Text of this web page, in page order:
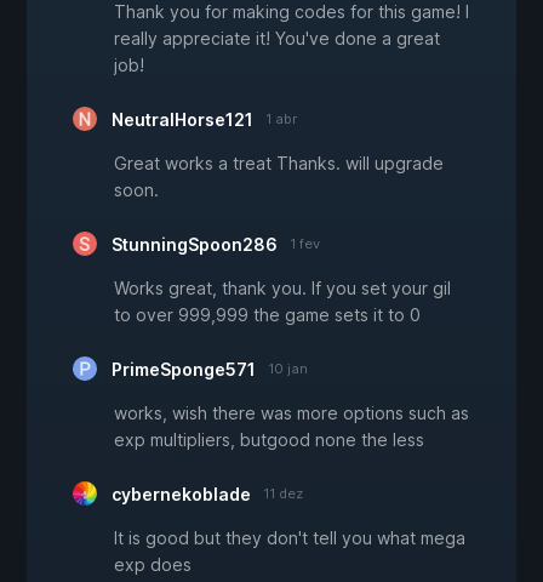
Thank you for making codes for this game! I
really appreciate it! You've done a great
job!
NeutralHorse121 1 abr
Great works a treat Thanks. will upgrade
soon.
StunningSpoon286 1 fev
Works great, thank you. If you set your gil
to over 999,999 the game sets it to 0
PrimeSponge571 10 jan
works, wish there was more options such as
exp multipliers, butgood none the less
cybernekoblade 11 dez
It is good but they don't tell you what mega
exp does